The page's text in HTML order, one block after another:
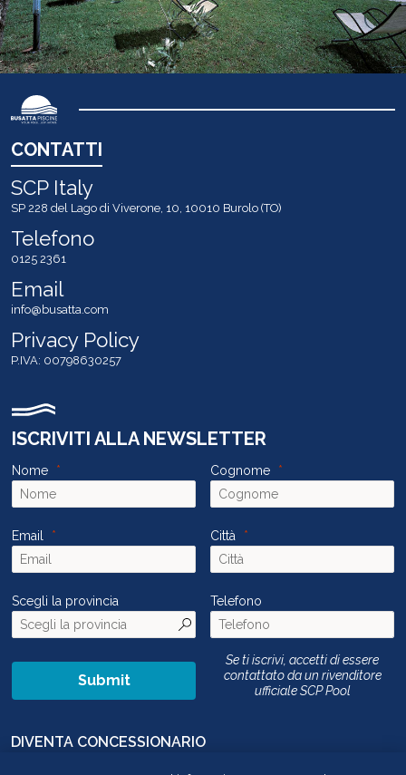
CONTATTI
SCP Italy
SP 228 del Lago di Viverone, 10, 10010 Burolo (TO)
Telefono
0125 2361
Email
info@busatta.com
Privacy Policy
P.IVA: 00798630257
ISCRIVITI ALLA NEWSLETTER
Nome Cognome
Email Città
Scegli la provincia Telefono
Submit
Se ti iscrivi, accetti di essere
contattato da un rivenditore
ufficiale SCP Pool
DIVENTA CONCESSIONARIO